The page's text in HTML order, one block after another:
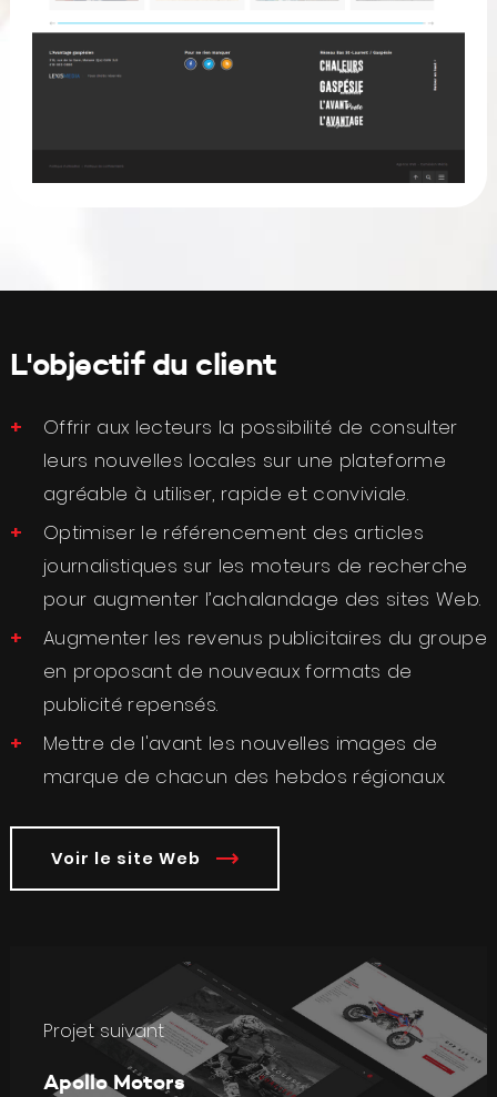
L'objectif du client
Offrir aux lecteurs la possibilité de consulter
leurs nouvelles locales sur une plateforme
agréable à utiliser, rapide et conviviale.
Optimiser le référencement des articles
journalistiques sur les moteurs de recherche
pour augmenter l’achalandage des sites Web.
Augmenter les revenus publicitaires du groupe
en proposant de nouveaux formats de
publicité repensés.
Mettre de l'avant les nouvelles images de
marque de chacun des hebdos régionaux.
Voir le site Web
Projet suivant
Apollo Motors